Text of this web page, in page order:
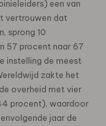
een van
vertrouwen dat
sprong 10
57 procent naar 67
instelling de meest
zakte het
overheid met vier
procent), waardoor
jaar de